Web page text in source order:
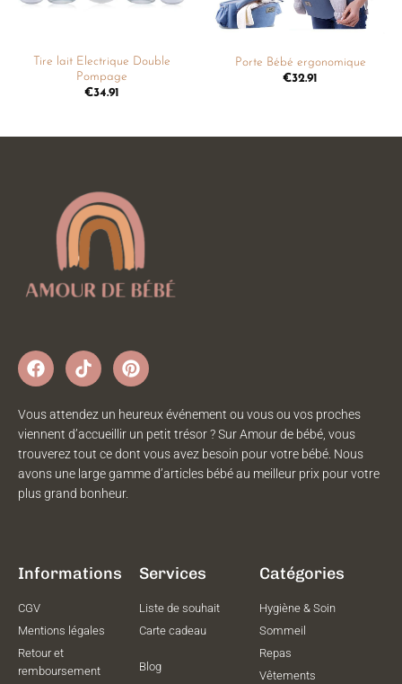
Tire lait Electrique Double
Pompage
€34.91
Porte Bébé ergonomique
€32.91
Vous attendez un heureux événement ou vous ou vos proches
viennent d’accueillir un petit trésor ? Sur Amour de bébé, vous
trouverez tout ce dont vous avez besoin pour votre bébé. Nous
avons une large gamme d’articles bébé au meilleur prix pour votre
plus grand bonheur.
Informations
CGV
Mentions légales
Retour et
remboursement
Services
Liste de souhait
Carte cadeau
Blog
Catégories
Hygiène & Soin
Sommeil
Repas
Vêtements